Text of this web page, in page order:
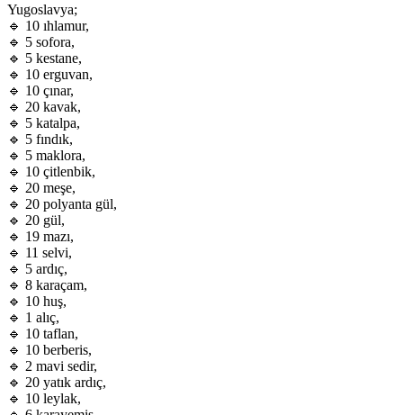
Yugoslavya;
🔹 10 ıhlamur,
🔹 5 sofora,
🔹 5 kestane,
🔹 10 erguvan,
🔹 10 çınar,
🔹 20 kavak,
🔹 5 katalpa,
🔹 5 fındık,
🔹 5 maklora,
🔹 10 çitlenbik,
🔹 20 meşe,
🔹 20 polyanta gül,
🔹 20 gül,
🔹 19 mazı,
🔹 11 selvi,
🔹 5 ardıç,
🔹 8 karaçam,
🔹 10 huş,
🔹 1 alıç,
🔹 10 taflan,
🔹 10 berberis,
🔹 2 mavi sedir,
🔹 20 yatık ardıç,
🔹 10 leylak,